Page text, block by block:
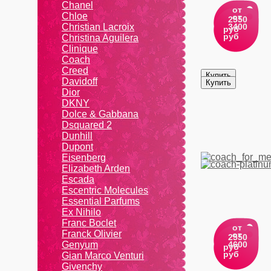
Chanel
Chloe
Christian Lacroix
Christina Aguilera
Cliniquе
Coach
Creed
Davidoff
Dior
DKNY
Dolce & Gabbana
Dsquared 2
Dunhill
Dupont
Eisenberg
Elizabeth Arden
Escada
Escentric Molecules
Essential Parfums
Ex Nihilo
Franc Boclet
Franck Olivier
Genyum
Gian Marco Venturi
Givenchy
от
2550
руб
от
3400
руб
от
2550
руб
от
4600
руб